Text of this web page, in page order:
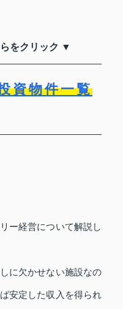
をクリック ▼
資物件一覧
ー経営について解説し
に欠かせない施設なの
安定した収入を得られ